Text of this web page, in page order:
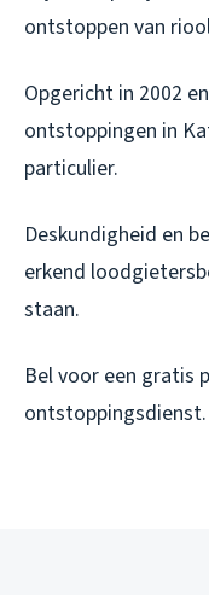
ontstoppen van
Opgericht in 2002
ontstoppingen in
particulier.
Deskundigheid en
erkend
staan.
Bel voor een gratis
ontstoppingsdienst.